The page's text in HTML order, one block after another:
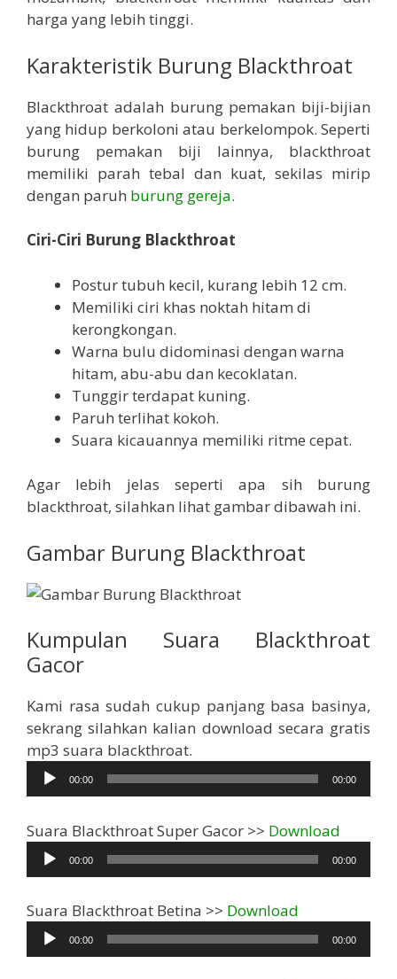
harga yang lebih tinggi.
Karakteristik Burung Blackthroat
Blackthroat adalah burung pemakan biji-bijian
yang hidup berkoloni atau berkelompok. Seperti
burung pemakan biji lainnya, blackthroat
memiliki parah tebal dan kuat, sekilas mirip
dengan paruh burung gereja.
Ciri-Ciri Burung Blackthroat
Postur tubuh kecil, kurang lebih 12 cm.
Memiliki ciri khas noktah hitam di
kerongkongan.
Warna bulu didominasi dengan warna
hitam, abu-abu dan kecoklatan.
Tunggir terdapat kuning.
Paruh terlihat kokoh.
Suara kicauannya memiliki ritme cepat.
Agar lebih jelas seperti apa sih burung
blackthroat, silahkan lihat gambar dibawah ini.
Gambar Burung Blackthroat
Kumpulan Suara Blackthroat
Gacor
Kami rasa sudah cukup panjang basa basinya,
sekrang silahkan kalian download secara gratis
mp3 suara blackthroat.
Audio
00:00 00:00
Suara Blackthroat Super Gacor >> Download
00:00 00:00
Suara Blackthroat Betina >> Download
Audio
00:00 00:00